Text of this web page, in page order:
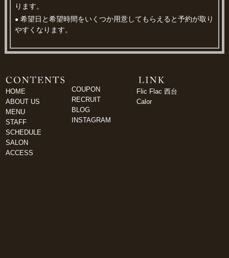
ります。
● 希望日と希望時間をいくつか用意してもらえると予約が取り
やすくなります。
HOME
ABOUT US
MENU
STAFF
SCHEDULE
SALON
ACCESS
COUPON
RECRUIT
BLOG
INSTAGRAM
Flic Flac 西台
Calor